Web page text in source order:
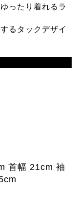
ったり着れるラ
るタックデザイ
首幅 21cm 袖